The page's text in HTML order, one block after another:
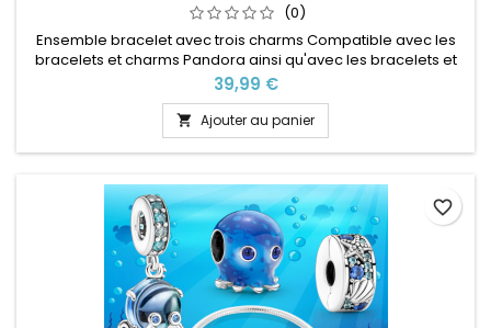
(0)
Ensemble bracelet avec trois charms Compatible avec les
bracelets et charms Pandora ainsi qu'avec les bracelets et
charms de notre site idéal pour : Noël, Saint Valentin,
anniversaire, anniversaire de mariage Plusieurs tailles
disponible Pour la dimensions nous conseillons 2cm en plus
par rapport à la circonférence de votre poignet
Prix
39,99 €
 Ajouter au panier
favorite_border